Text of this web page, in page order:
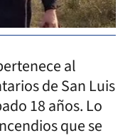
al
de San Luis
18 años. Lo
que se